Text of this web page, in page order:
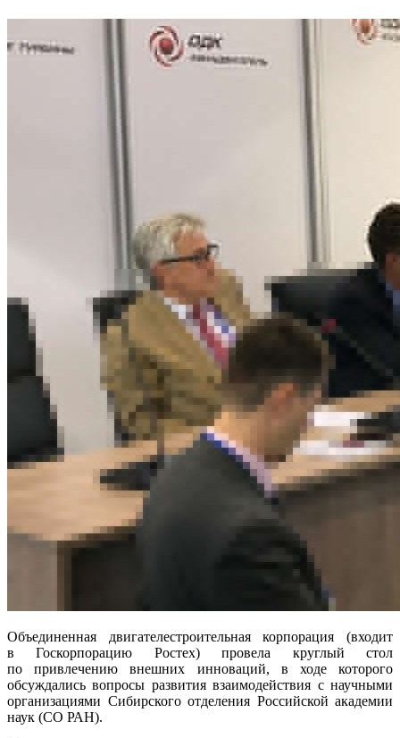
Объединенная двигателестроительная корпорация (входит
в Госкорпорацию Ростех) провела круглый стол
по привлечению внешних инноваций, в ходе которого
обсуждались вопросы развития взаимодействия с научными
организациями Сибирского отделения Российской академии
наук (СО РАН).